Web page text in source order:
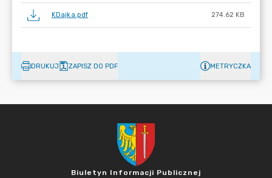
KDajka.pdf 274.62 KB
DRUKUJ ZAPISZ DO PDF METRYCZKA
Biuletyn Informacji Publicznej